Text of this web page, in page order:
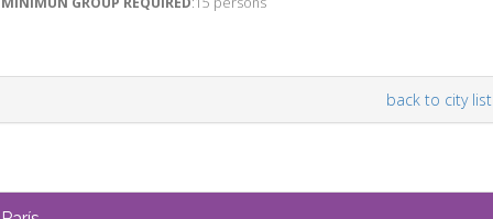
back to city list